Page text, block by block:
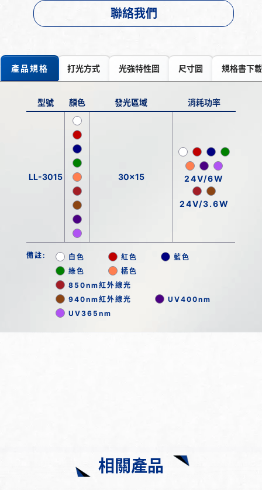
聯絡我們
產品規格 打光方式 光強特性圖 尺寸圖 規格書下載
型號 顏色 發光區域 消耗功率
LL-3015 30x15 24V/6W
24V/3.6W
備註: 白色 紅色
藍色
綠色
橘色
850nm紅外線光
940nm紅外線光
UV400nm
UV365nm
相關產品